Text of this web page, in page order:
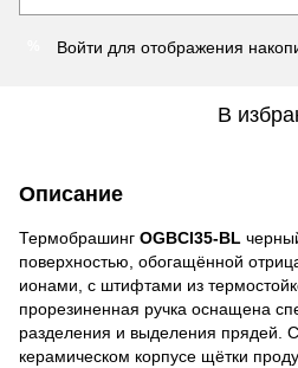
Войти для отображения
В
Описание
Термобрашинг OGBCI35-BL
поверхностью, обогащённой
ионами, с штифтами из
прорезиненная ручка оснащена
разделения и выделения прядей.
керамическом корпусе щётки